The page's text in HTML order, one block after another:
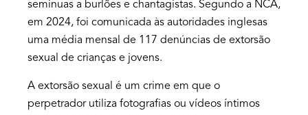
seminuas a burlões e chantagistas. Segundo a NCA,
em 2024, foi comunicada às autoridades inglesas
uma média mensal de 117 denúncias de extorsão
sexual de crianças e jovens.
A extorsão sexual é um crime em que o
perpetrador utiliza fotografias ou vídeos íntimos